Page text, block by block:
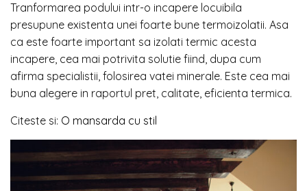
Tranformarea podului intr-o incapere locuibila
presupune existenta unei foarte bune termoizolatii. Asa
ca este foarte important sa izolati termic acesta
incapere, cea mai potrivita solutie fiind, dupa cum
afirma specialistii, folosirea vatei minerale. Este cea mai
buna alegere in raportul pret, calitate, eficienta termica.
Citeste si: O mansarda cu stil